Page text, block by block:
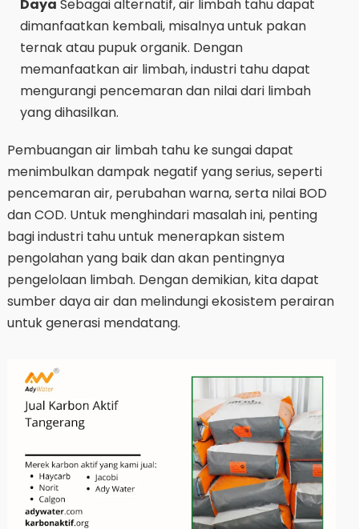
Daya Sebagai alternatif, air limbah tahu dapat
dimanfaatkan kembali, misalnya untuk pakan
ternak atau pupuk organik. Dengan
memanfaatkan air limbah, industri tahu dapat
mengurangi pencemaran dan nilai dari limbah
yang dihasilkan.
Pembuangan air limbah tahu ke sungai dapat
menimbulkan dampak negatif yang serius, seperti
pencemaran air, perubahan warna, serta nilai BOD
dan COD. Untuk menghindari masalah ini, penting
bagi industri tahu untuk menerapkan sistem
pengolahan yang baik dan akan pentingnya
pengelolaan limbah. Dengan demikian, kita dapat
sumber daya air dan melindungi ekosistem perairan
untuk generasi mendatang.